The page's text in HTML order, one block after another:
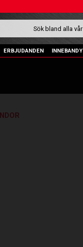
ERBJUDANDEN INNEBANDY